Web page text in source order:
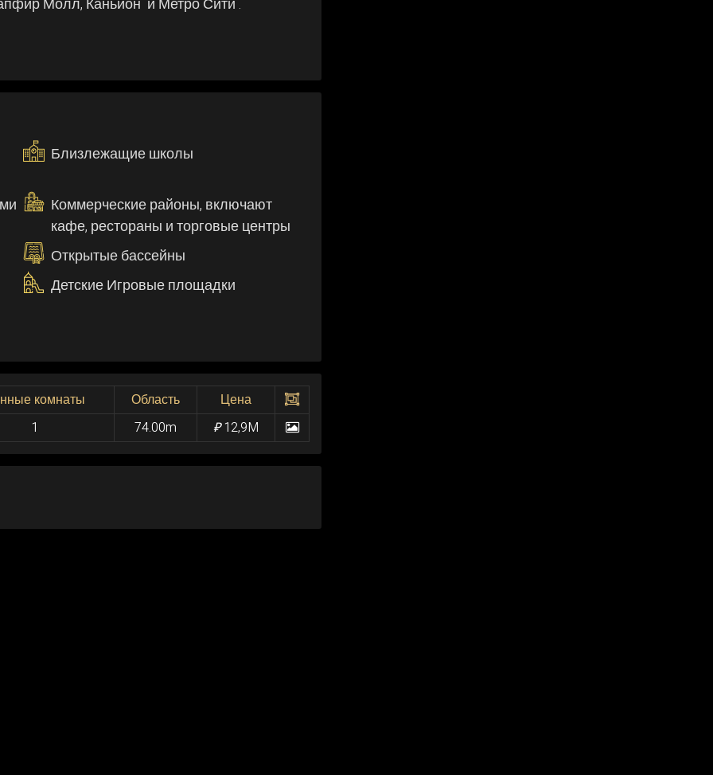
Молл, Каньйон и Метро Сити .
Близлежащие школы
Коммерческие районы, включают
кафе, рестораны и торговые центры
Открытые бассейны
Детские Игровые площадки
комнаты Область
Цена
1 74.00m ₽12,9M